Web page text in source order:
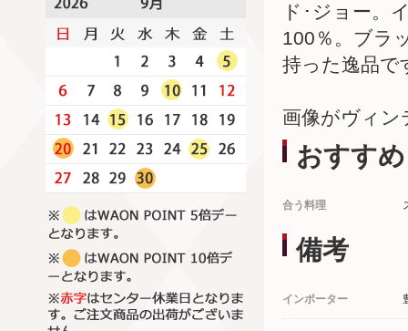
ド･ジョー。
100％。ブラ
持った逸品で
画像がヴィン
おすすめ
合う料理
備考
インポーター